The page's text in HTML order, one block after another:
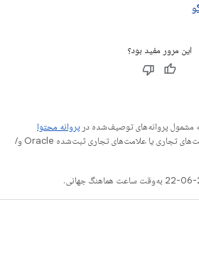
این مرور مفید بود؟
مشمول پروانه‌های توصیف‌شده در پروانه محتوا
هستند. جاوا و OpenJDK علامت‌های تجاری یا علامت‌های تجاری ثبت‌شده Oracle و/